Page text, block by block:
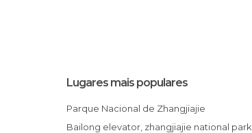
Lugares mais populares
Parque Nacional de Zhangjiajie
Bailong elevator, zhangjiajie national park